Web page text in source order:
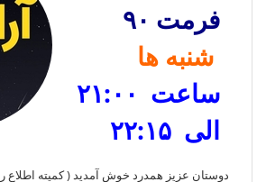
فرمت ۹۰
الی ۲۲:۱۵